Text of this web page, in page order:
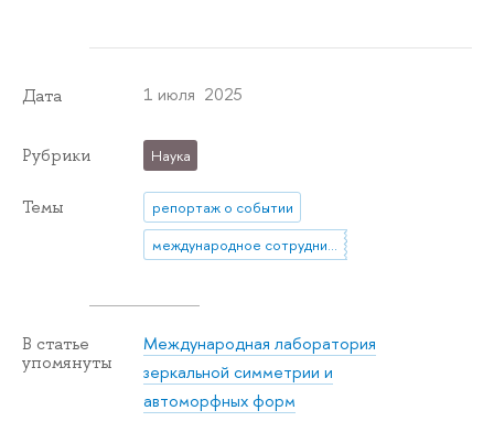
Дата 1 июля 2025
Рубрики Наука
Темы
репортаж о событии
международное сотрудничество
В статье
упомянуты
Международная лаборатория
зеркальной симметрии и
автоморфных форм